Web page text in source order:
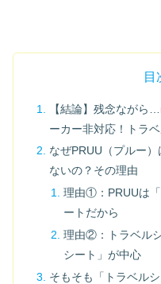
目
【結論】残念ながら
ーカー非対応！トラ
なぜPRUU（プルー
ないの？その理由
理由①：PRUUは
ートだから
理由②：トラベル
シート」が中心
そもそも「トラベル